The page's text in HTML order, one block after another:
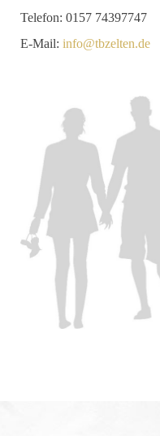
Telefon: 0157 74397747
E-Mail: info@tbzelten.de